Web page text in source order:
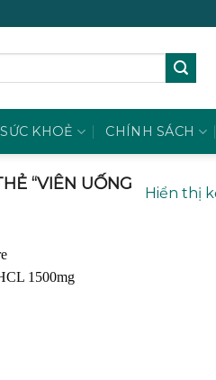
KHOẺ CHÍNH SÁCH
“VIÊN UỐNG
Hiển thị